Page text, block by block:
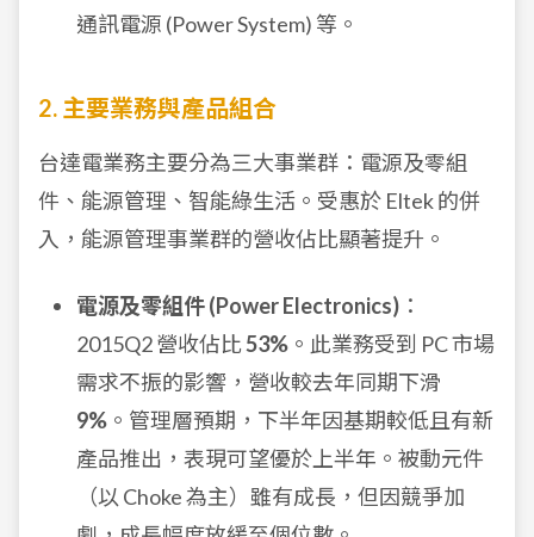
通訊電源 (Power System) 等。
2. 主要業務與產品組合
台達電業務主要分為三大事業群：電源及零組
件、能源管理、智能綠生活。受惠於 Eltek 的併
入，能源管理事業群的營收佔比顯著提升。
電源及零組件 (Power Electronics) ：
2015Q2 營收佔比53% 。此業務受到 PC 市場
需求不振的影響，營收較去年同期下滑
9% 。管理層預期，下半年因基期較低且有新
產品推出，表現可望優於上半年。被動元件
（以 Choke 為主）雖有成長，但因競爭加